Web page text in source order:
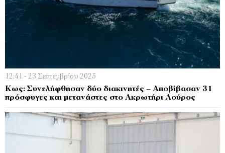
12:41 - 23 Σεπτεμβρίου 2025
Κως: Συνελήφθησαν δύο διακινητές – Αποβίβασαν 31
πρόσφυγες και μετανάστες στο Ακρωτήρι Λούρος